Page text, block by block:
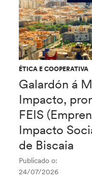
ÉTICA E COOPERATIVA
Galardón á
Impacto,
FEIS
Impacto
de Biscaia
Publicado o:
24/07/2026